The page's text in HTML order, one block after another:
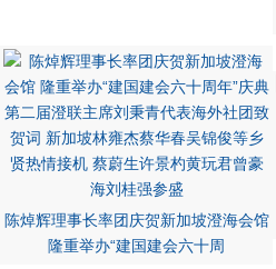
陈焯辉理事长率团庆贺新加坡澄海会馆
隆重举办“建国建会六十周